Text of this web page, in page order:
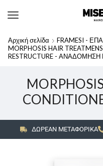
Αρχική σελίδα
FRAMESI -
MORPHOSIS HAIR TREATMENS
RESTRUCTURE -
ΔΩΡΕΑΝ ΜΕΤΑΦΟΡΙΚΑ